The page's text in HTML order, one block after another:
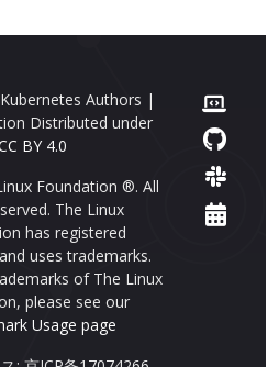
Authors |
Distributed under
BY 4.0
Foundation ®. All
The Linux
has registered
uses trademarks.
of The Linux
please see our
Usage page